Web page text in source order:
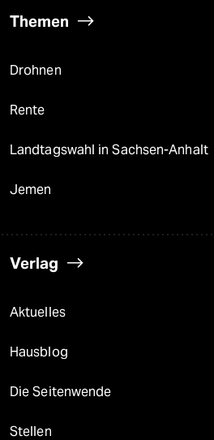
Themen
Drohnen
Rente
Landtagswahl in Sachsen-Anhalt
Jemen
Verlag
Aktuelles
Hausblog
Die Seitenwende
Stellen